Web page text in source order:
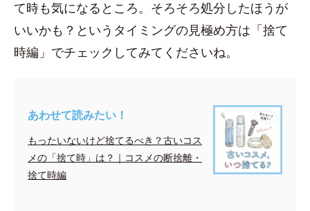
て時も気になるところ。そろそろ処分したほうが
いいかも？というタイミングの見極め方は「捨て
時編」でチェックしてみてくださいね。
あわせて読みたい！
もったいないけど捨てるべき？古いコス
メの「捨て時」は？｜コスメの断捨離・
捨て時編